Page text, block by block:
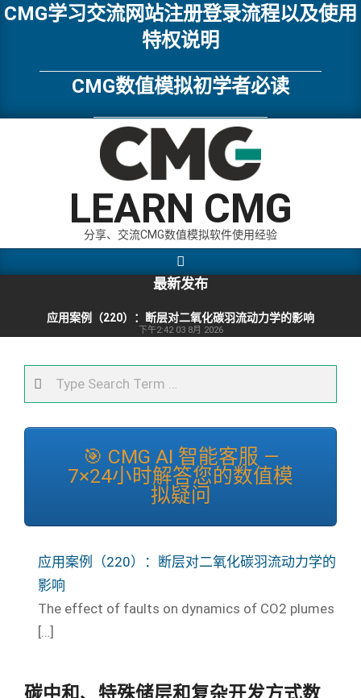
Skip
CMG学习交流网站注册登录流程以及使用
特权说明
CMG数值模拟初学者必读
LEARN CMG
分享、交流CMG数值模拟软件使用经验
Navigation
Search
最新发布
应用案例（220）：断层对二氧化碳羽流动力学的影响
下午2:42 03 8月 2026
🎯 CMG AI 智能客服 —
7×24小时解答您的数值模
拟疑问
应用案例（220）：断层对二氧化碳羽流动力学的
影响
The effect of faults on dynamics of CO2 plumes
[…]